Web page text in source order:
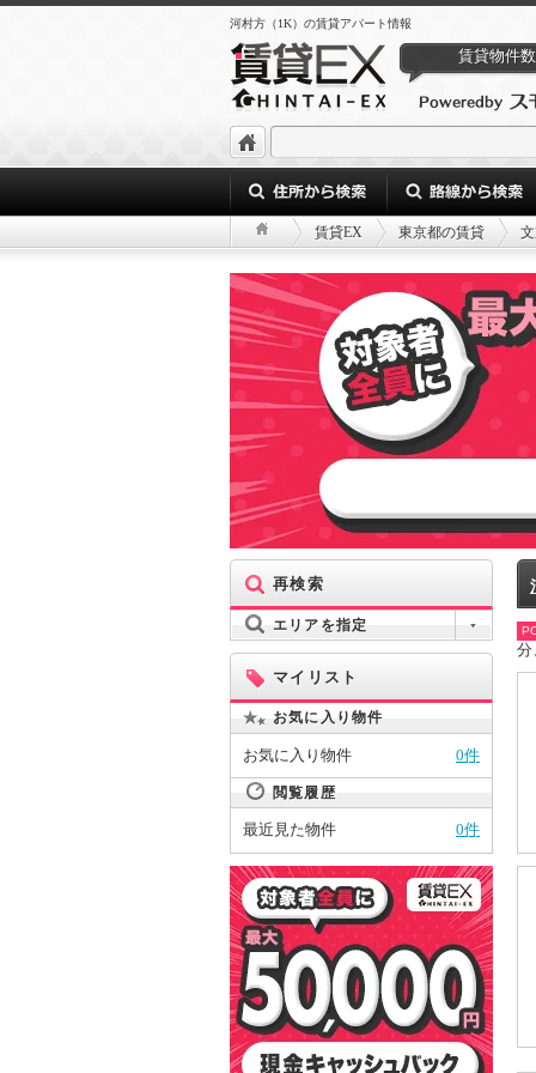
河村方（1K）の賃貸アパート情報
賃貸物件数
賃貸EX 東京都の賃貸
再検索
エリアを指定
マイリスト
お気に入り物件
お気に入り物件 0件
閲覧履歴
最近見た物件 0件
分